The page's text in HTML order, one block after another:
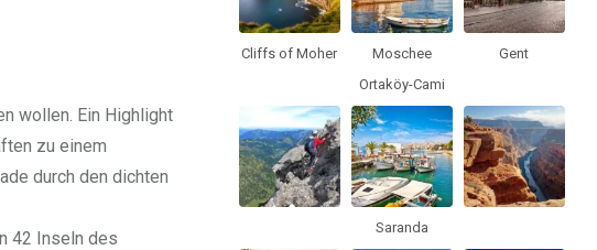
wollen. Ein Highlight
zu einem
durch den dichten
42 Inseln des
Cliffs of Moher
Moschee
Ortaköy-Cami
Gent
Saranda